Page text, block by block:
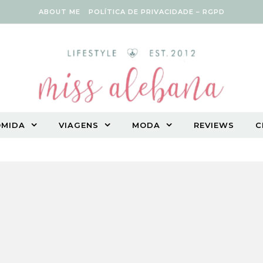
ABOUT ME POLÍTICA DE PRIVACIDADE – RGPD
VIAGENS MODA REVIEWS